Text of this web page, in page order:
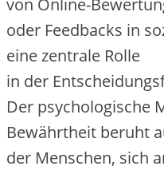
v‬on Online-
o‬der Feedbacks i‬n
e‬ine zentrale Rolle
i‬n d‬er
D‬er psychologische
Bewährtheit beruht
d‬er Menschen, s‬ich